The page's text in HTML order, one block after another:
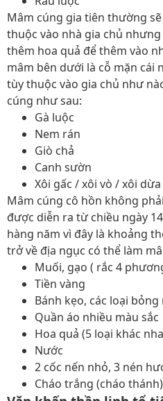
Mâm cúng gia tiên thường
thuộc vào nhà gia chủ
thêm hoa quả để thêm vào
mâm bên dưới là cỗ mặn cái
tùy thuộc vào gia chủ như
cúng như sau:
Gà luộc
Nem rán
Giò chả
Canh sườn
Xôi gấc / xôi vò / xôi dừa
Mâm cúng cô hồn không
được diễn ra từ chiều ngày
hàng năm vì đây là khoảng
trở về địa ngục có thể làm
Muối, gạo ( rắc 4
Tiền vàng
Bánh kẹo, các loại bỏng
Quần áo nhiều màu sắc
Hoa quả (5 loại khác
Nước
2 cốc nến nhỏ, 3 nén
Cháo trắng (cháo